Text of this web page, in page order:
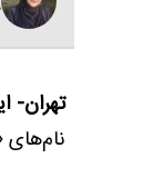
تهران-
نام‌های